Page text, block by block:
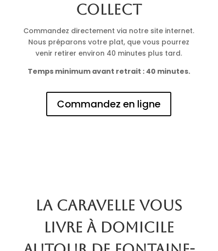
collect
Commandez directement via notre site internet.
Nous préparons votre plat, que vous pourrez
venir retirer environ 40 minutes plus tard.
Temps minimum avant retrait : 40 minutes.
Commandez en ligne
La Caravelle vous
livre à domicile